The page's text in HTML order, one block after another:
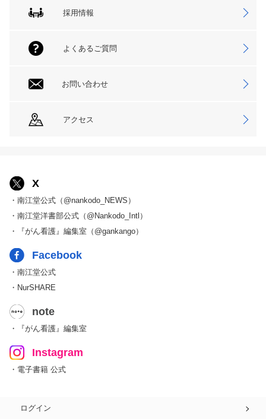
採用情報
よくあるご質問
お問い合わせ
アクセス
X
・南江堂公式（@nankodo_NEWS）
・南江堂洋書部公式（@Nankodo_Intl）
・『がん看護』編集室（@gankango）
Facebook
・南江堂公式
・NurSHARE
note
・『がん看護』編集室
Instagram
・電子書籍 公式
ログイン